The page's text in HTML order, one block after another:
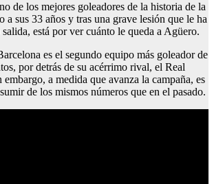
de los mejores goleadores de la historia de la
a sus 33 años y tras una grave lesión que le ha
está por ver cuánto le queda a Agüero.
es el segundo equipo más goleador de
por detrás de su acérrimo rival, el Real
a medida que avanza la campaña, es
de los mismos números que en el pasado.